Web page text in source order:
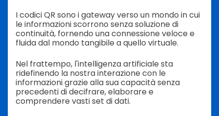
I codici QR sono i gateway verso un mondo in cui
le informazioni scorrono senza soluzione di
continuità, fornendo una connessione veloce e
fluida dal mondo tangibile a quello virtuale.
Nel frattempo, l'intelligenza artificiale sta
ridefinendo la nostra interazione con le
informazioni grazie alla sua capacità senza
precedenti di decifrare, elaborare e
comprendere vasti set di dati.